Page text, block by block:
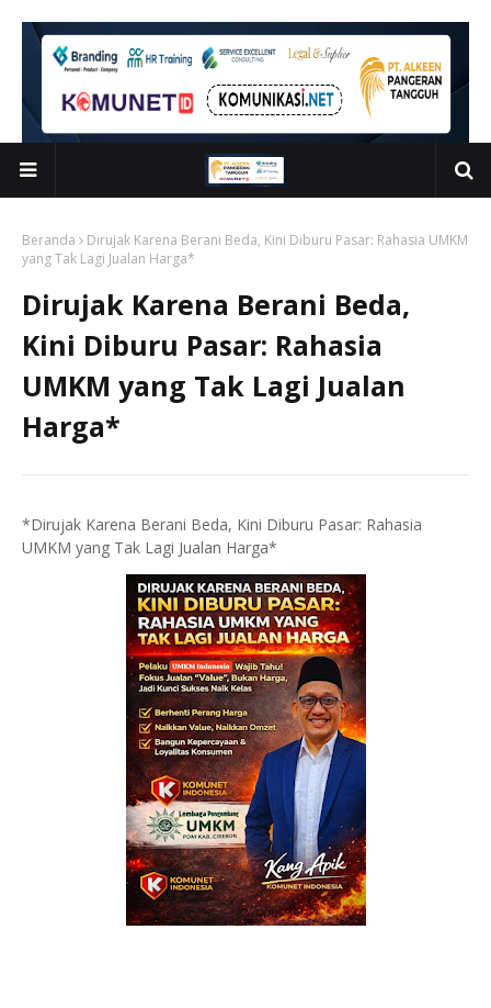
Beranda
Dirujak Karena Berani Beda, Kini Diburu Pasar: Rahasia UMKM
yang Tak Lagi Jualan Harga*
Dirujak Karena Berani Beda,
Kini Diburu Pasar: Rahasia
UMKM yang Tak Lagi Jualan
Harga*
*Dirujak Karena Berani Beda, Kini Diburu Pasar: Rahasia
UMKM yang Tak Lagi Jualan Harga*